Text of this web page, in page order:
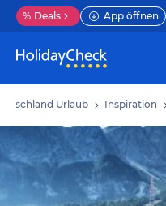
% Deals App öffnen
Urlaub Inspiration